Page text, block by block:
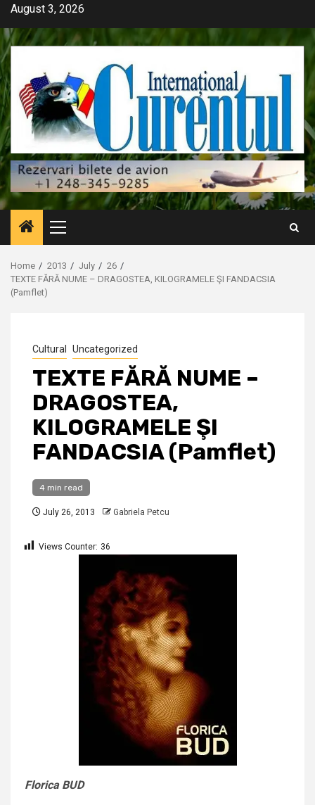
Skip
content
August 3, 2026
Primary
Menu
Home 2013 July
26
TEXTE FĂRĂ NUME – DRAGOSTEA, KILOGRAMELE ŞI FANDACSIA
(Pamflet)
Cultural Uncategorized
TEXTE FĂRĂ NUME –
DRAGOSTEA,
KILOGRAMELE ŞI
FANDACSIA (Pamflet)
4 min read
July 26, 2013 Gabriela Petcu
Views Counter: 36
Florica BUD